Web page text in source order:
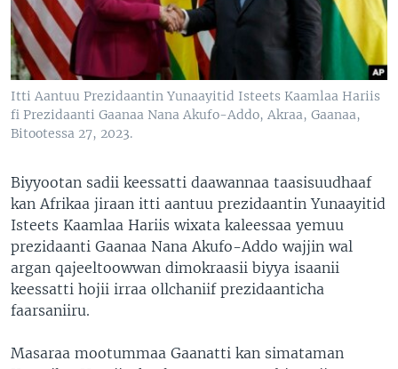
Itti Aantuu Prezidaantin Yunaayitid Isteets Kaamlaa Hariis
fi Prezidaanti Gaanaa Nana Akufo-Addo, Akraa, Gaanaa,
Bitootessa 27, 2023.
Biyyootan sadii keessatti daawannaa taasisuudhaaf
kan Afrikaa jiraan itti aantuu prezidaantin Yunaayitid
Isteets Kaamlaa Hariis wixata kaleessaa yemuu
prezidaanti Gaanaa Nana Akufo-Addo wajjin wal
argan qajeeltoowwan dimokraasii biyya isaanii
keessatti hojii irraa ollchaniif prezidaanticha
faarsaniiru.
Masaraa mootummaa Gaanatti kan simataman